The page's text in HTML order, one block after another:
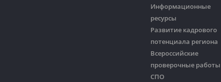
Информационные
ресурсы
Развитие кадрового
потенциала региона
Всероссийские
проверочные работы
СПО